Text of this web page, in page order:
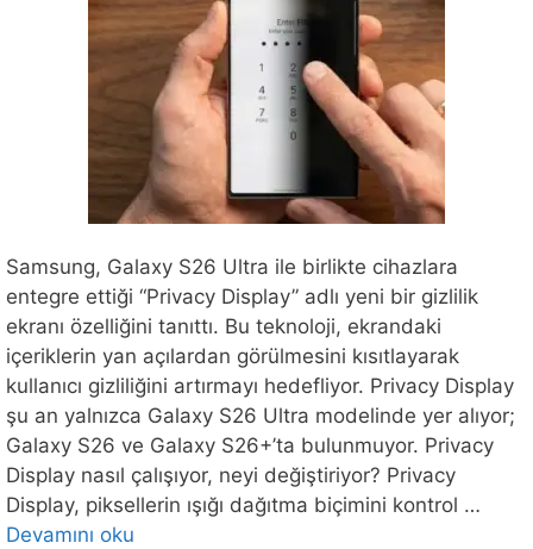
Samsung, Galaxy S26 Ultra ile birlikte cihazlara
entegre ettiği “Privacy Display” adlı yeni bir gizlilik
ekranı özelliğini tanıttı. Bu teknoloji, ekrandaki
içeriklerin yan açılardan görülmesini kısıtlayarak
kullanıcı gizliliğini artırmayı hedefliyor. Privacy Display
şu an yalnızca Galaxy S26 Ultra modelinde yer alıyor;
Galaxy S26 ve Galaxy S26+’ta bulunmuyor. Privacy
Display nasıl çalışıyor, neyi değiştiriyor? Privacy
Display, piksellerin ışığı dağıtma biçimini kontrol …
Devamını oku